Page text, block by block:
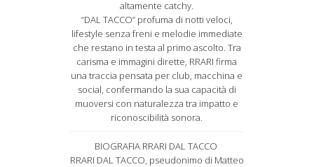
altamente catchy.
“DAL TACCO” profuma di notti veloci,
lifestyle senza freni e melodie immediate
che restano in testa al primo ascolto. Tra
carisma e immagini dirette, RRARI firma
una traccia pensata per club, macchina e
social, confermando la sua capacità di
muoversi con naturalezza tra impatto e
riconoscibilità sonora.
BIOGRAFIA RRARI DAL TACCO
RRARI DAL TACCO, pseudonimo di Matteo